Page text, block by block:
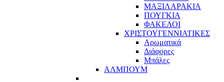
ΜΑΞΙΛΑΡΑΚΙΑ
ΠΟΥΓΚΙΑ
ΦΑΚΕΛΟΙ
ΧΡΙΣΤΟΥΓΕΝΝΙΑΤΙΚΕΣ
Αρωματικά
Διάφορες
Μπάλες
ΑΛΜΠΟΥΜ